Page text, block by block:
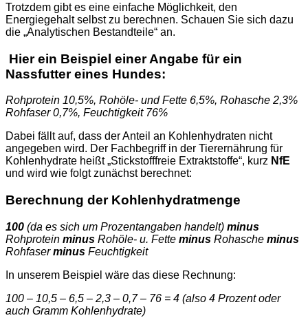
Trotzdem gibt es eine einfache Möglichkeit, den
Energiegehalt selbst zu berechnen. Schauen Sie sich dazu
die „Analytischen Bestandteile“ an.
Hier ein Beispiel einer Angabe für ein
Nassfutter eines Hundes:
Rohprotein 10,5%, Rohöle- und Fette 6,5%, Rohasche 2,3%
Rohfaser 0,7%, Feuchtigkeit 76%
Dabei fällt auf, dass der Anteil an Kohlenhydraten nicht
angegeben wird. Der Fachbegriff in der Tierernährung für
Kohlenhydrate heißt „Stickstofffreie Extraktstoffe“, kurz NfE
und wird wie folgt zunächst berechnet:
Berechnung der Kohlenhydratmenge
100 (da es sich um Prozentangaben handelt) minus
Rohprotein minus Rohöle- u. Fette minus Rohasche minus
Rohfaserminus Feuchtigkeit
In unserem Beispiel wäre das diese Rechnung:
100 – 10,5 – 6,5 – 2,3 – 0,7 – 76 = 4 (also 4 Prozent oder
auch Gramm Kohlenhydrate)